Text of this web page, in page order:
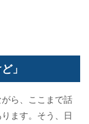
」
ら、ここまで話
ます。そう、日